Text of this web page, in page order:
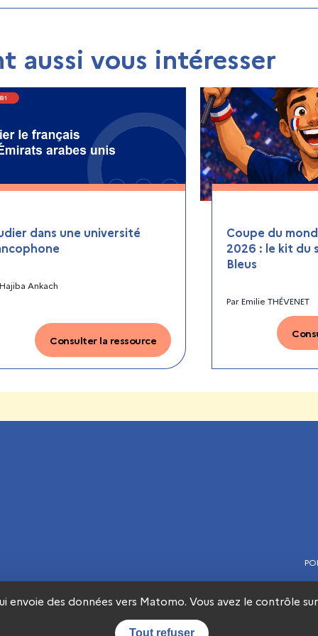
aussi vous intéresser
dans une université
Hajiba Ankach
Consulter la ressource
Coupe du
2026 : le kit du
Bleus
ParEmilie THÉVENET
des données vers Matomo. Vous avez le contrôle
Tout refuser